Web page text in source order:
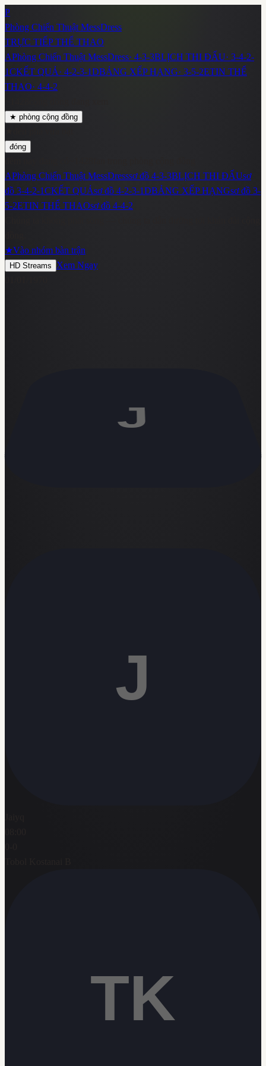
P
Phòng Chiến Thuật MessDress
TRỰC TIẾP THỂ THAO
APhòng Chiến Thuật MessDress· 4-3-3BLỊCH THI ĐẤU· 3-4-2-
1CKẾT QUẢ· 4-2-3-1DBẢNG XẾP HẠNG· 3-5-2ETIN THỂ
THAO· 4-4-2
★ phòng cộng đồng
đóng
APhòng Chiến Thuật MessDresssơ đồ 4-3-3BLỊCH THI ĐẤUsơ
đồ 3-4-2-1CKẾT QUẢsơ đồ 4-2-3-1DBẢNG XẾP HẠNGsơ đồ 3-
5-2ETIN THỂ THAOsơ đồ 4-4-2
★Vào nhóm bàn trận
HD Streams
Xem Ngay